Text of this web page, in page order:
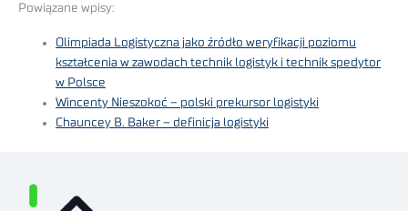
Powiązane wpisy:
Olimpiada Logistyczna jako źródło weryfikacji poziomu
kształcenia w zawodach technik logistyk i technik spedytor
w Polsce
Wincenty Nieszokoć – polski prekursor logistyki
Chauncey B. Baker – definicja logistyki